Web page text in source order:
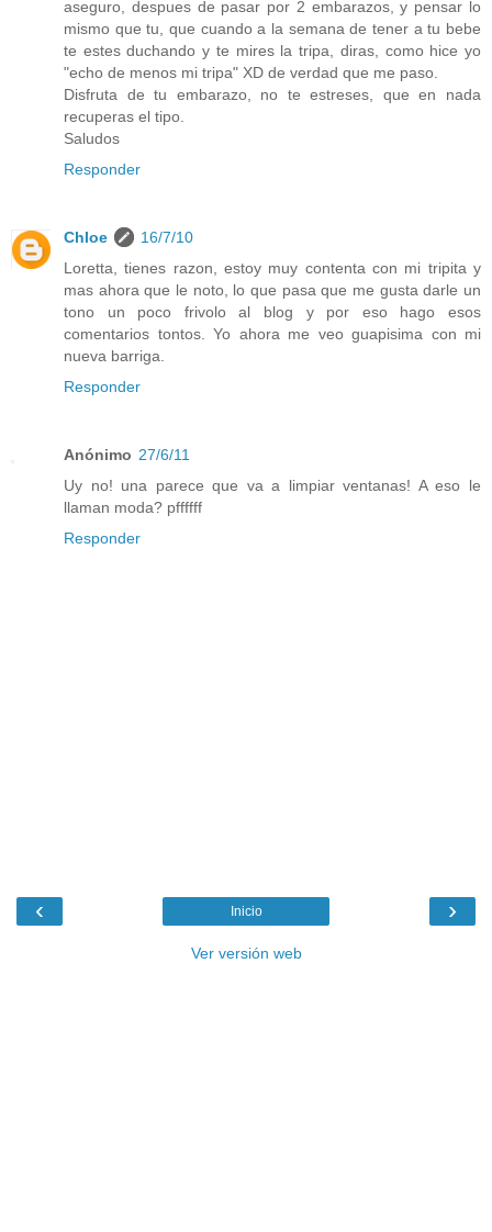
aseguro, despues de pasar por 2 embarazos, y pensar lo
mismo que tu, que cuando a la semana de tener a tu bebe
te estes duchando y te mires la tripa, diras, como hice yo
"echo de menos mi tripa" XD de verdad que me paso.
Disfruta de tu embarazo, no te estreses, que en nada
recuperas el tipo.
Saludos
Responder
Chloe
16/7/10
Loretta, tienes razon, estoy muy contenta con mi tripita y
mas ahora que le noto, lo que pasa que me gusta darle un
tono un poco frivolo al blog y por eso hago esos
comentarios tontos. Yo ahora me veo guapisima con mi
nueva barriga.
Responder
Anónimo 27/6/11
Uy no! una parece que va a limpiar ventanas! A eso le
llaman moda? pffffff
Responder
‹ ›
Inicio
Ver versión web